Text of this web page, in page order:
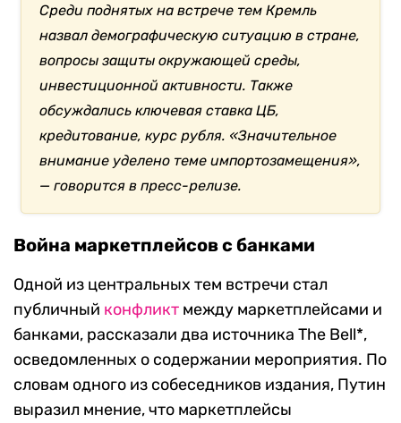
Среди поднятых на встрече тем Кремль
назвал демографическую ситуацию в стране,
вопросы защиты окружающей среды,
инвестиционной активности. Также
обсуждались ключевая ставка ЦБ,
кредитование, курс рубля. «Значительное
внимание уделено теме импортозамещения»,
— говорится в пресс-релизе.
Война маркетплейсов с банками
Одной из центральных тем встречи стал
публичный конфликт между маркетплейсами и
банками, рассказали два источника The Bell*,
осведомленных о содержании мероприятия. По
словам одного из собеседников издания, Путин
выразил мнение, что маркетплейсы